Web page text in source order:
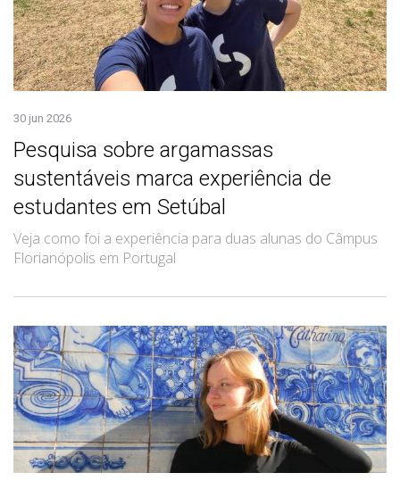
30 jun 2026
Pesquisa sobre argamassas
sustentáveis marca experiência de
estudantes em Setúbal
Veja como foi a experiência para duas alunas do Câmpus
Florianópolis em Portugal